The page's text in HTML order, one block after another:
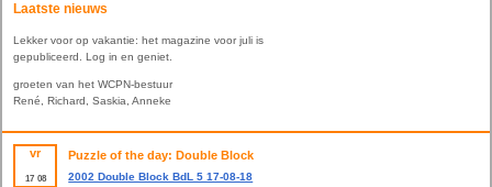
Laatste nieuws
Lekker voor op vakantie: het magazine voor juli is
gepubliceerd. Log in en geniet.
groeten van het WCPN-bestuur
René, Richard, Saskia, Anneke
vr
17 08
Puzzle of the day: Double Block
2002 Double Block BdL 5 17-08-18